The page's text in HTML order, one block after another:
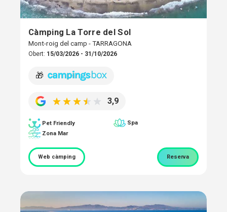
Càmping La Torre del Sol
Mont-roig del camp - TARRAGONA
Obert: 15/03/2026 - 31/10/2026
🎁
3,9
Pet Friendly
Spa
Zona Mar
Web càmping Reserva